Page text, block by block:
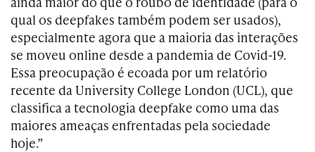
qual os deepfakes também podem ser usados),
especialmente agora que a maioria das interações
se moveu online desde a pandemia de Covid-19.
Essa preocupação é ecoada por um relatório
recente da University College London (UCL), que
classifica a tecnologia deepfake como uma das
maiores ameaças enfrentadas pela sociedade
hoje.”